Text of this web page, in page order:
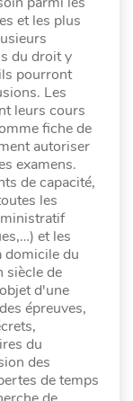
et les plus
du droit y
pourront
Les
leurs cours
fiche de
autoriser
examens.
de capacité,
les
et les
domicile du
siècle de
d'une
épreuves,
du
des
de temps